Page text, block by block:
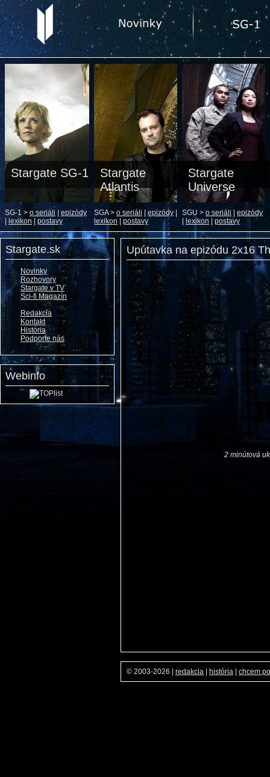
Stargate SG-1
SG-1 > o seriáli
epizódy
lexikon postavy
Stargate
Atlantis
SGA > o seriáli |epizódy
lexikon
postavy
Stargate
Universe
SGU > o seriáli
epizódy
lexikon postavy
Stargate.sk
Novinky
Rozhovory
Stargate v TV
Sci-fi Magazín
Redakcia
Kontakt
História
Podporte nás
Webinfo
Upútavka na epizódu 2x16
2 minútová
© 2003-2026 redakcia história chcem